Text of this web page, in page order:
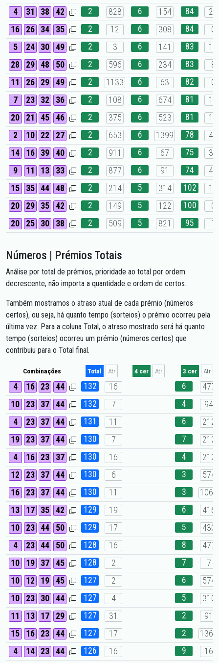
4 31 38 42 2 828 6 154 84
27
16
26 34 35 2 12 6 308 84
0
5
24 30 49 2 3 6 141 83
18
28
29 48 50 2 596 6 234 83
8
11
26 29 49 2 1133 6 63 82
0
7
23 32 36 2 108 6 674 81
16
20
21 45 46 2 375 6 523 81
13
2
10 22 27 2 653 6 1399 78
47
14
16 39 40 2 911 6 67 75
31
9
11 13 33 2 877 6 91 74
48
15
35 44 48 2 214 5 314 102
11
20
29 35 42 2 149 5 122 100
0
20
25 30 38 2 509 5 821 95 1
Números | Prémios Totais
Análise por total de prémios, prioridade ao total por ordem
decrescente, não importa a quantidade e ordem de certos.
Também mostramos o atraso atual de cada prémio (números
certos), ou seja, há quanto tempo (sorteios) o prémio ocorreu pela
última vez. Para a coluna Total, o atraso mostrado será há quanto
tempo (sorteios) ocorreu um prémio (números certos) que
contribuiu para o Total final.
Combinações Total Atr 4 cer Atr 3 cer Atr
4 16 23 44 132 16 6
477
10
23 37 44 132 7 4
94
4
23 37 44 131 11 6
212
19
23 37 44 130 7 7
212
4
16 23 37 130 16 4
212
12
23 37 44 130 6 3
574
16
23 37 44 130 11 3
1065
13
17 35 42 129 19 6
416
10
23 44 50 129 17 5
430
4
23 44 50 128 16 8
477
10
19 37 45 128 2 7
7
10
12 19 45 127 2 6
574
10
23 30 44 127 4 5
310
11
13 17 29 127 31 2
91
15
16 23 44 127 17 2
1361
4
14 23 44 126 16 9
16